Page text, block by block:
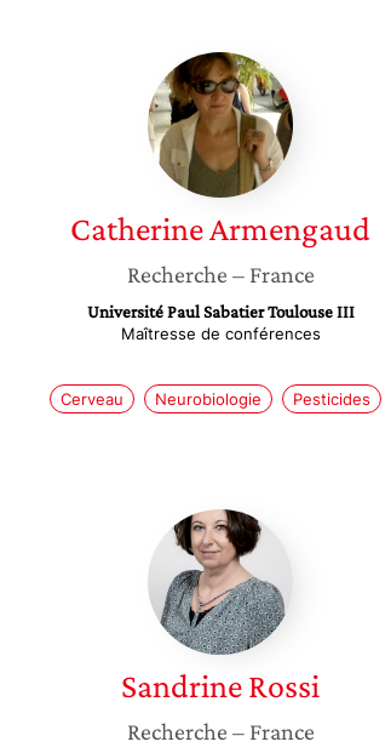
Catherine
Armengaud
CatherineArmengaud
Recherche – France
Université Paul Sabatier Toulouse III
Maîtresse de conférences
Cerveau Neurobiologie Pesticides
Sandrine
Rossi
SandrineRossi
Recherche – France